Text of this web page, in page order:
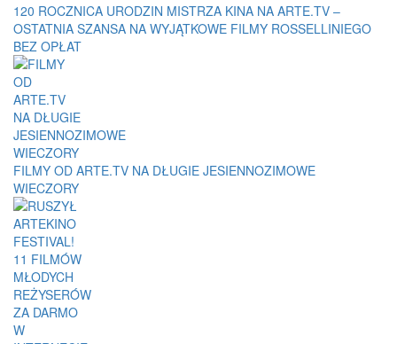
120 ROCZNICA URODZIN MISTRZA KINA NA ARTE.TV –
OSTATNIA SZANSA NA WYJĄTKOWE FILMY ROSSELLINIEGO
BEZ OPŁAT
FILMY OD ARTE.TV NA DŁUGIE JESIENNOZIMOWE
WIECZORY